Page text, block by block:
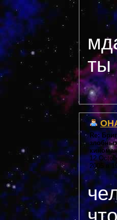
ты
Re:
12
2005 в